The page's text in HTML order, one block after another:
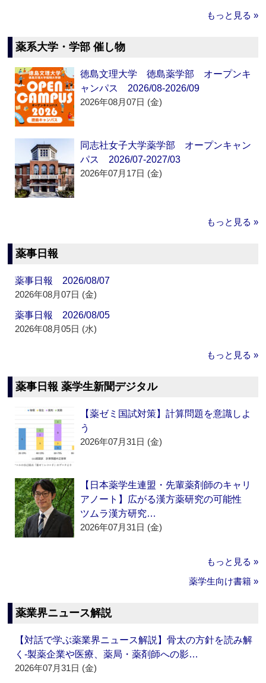
もっと見る »
薬系大学・学部 催し物
徳島文理大学 徳島薬学部 オープンキ
ャンパス 2026/08-2026/09
2026年08月07日 (金)
同志社女子大学薬学部 オープンキャン
パス 2026/07-2027/03
2026年07月17日 (金)
もっと見る »
薬事日報
薬事日報 2026/08/07
2026年08月07日 (金)
薬事日報 2026/08/05
2026年08月05日 (水)
もっと見る »
薬事日報 薬学生新聞デジタル
【薬ゼミ国試対策】計算問題を意識しよ
う
2026年07月31日 (金)
【日本薬学生連盟・先輩薬剤師のキャリ
アノート】広がる漢方薬研究の可能性
ツムラ漢方研究…
2026年07月31日 (金)
もっと見る »
薬学生向け書籍 »
薬業界ニュース解説
【対話で学ぶ薬業界ニュース解説】骨太の方針を読み解
く‐製薬企業や医療、薬局・薬剤師への影…
2026年07月31日 (金)